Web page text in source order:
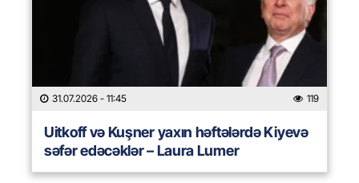
31.07.2026 - 11:45 119
Uitkoff və Kuşner yaxın həftələrdə Kiyevə
səfər edəcəklər – Laura Lumer